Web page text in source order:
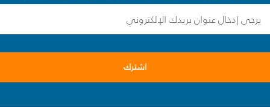
اشترك